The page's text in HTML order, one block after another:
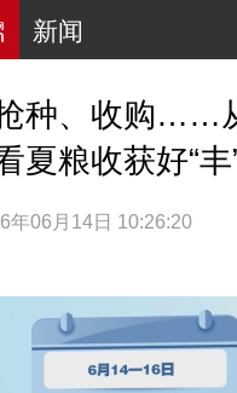
新闻
种、收购……
夏粮收获好“丰
年06月14日 10:26:20